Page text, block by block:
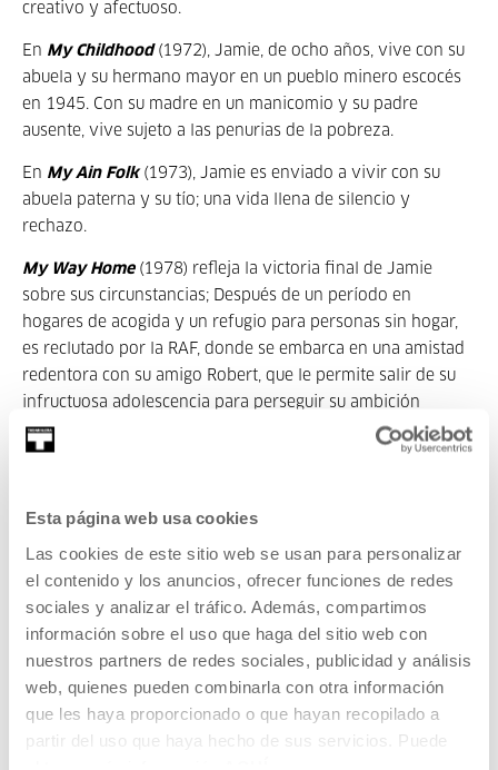
Esta página web usa cookies
Las cookies de este sitio web se usan para personalizar
el contenido y los anuncios, ofrecer funciones de redes
sociales y analizar el tráfico. Además, compartimos
información sobre el uso que haga del sitio web con
nuestros partners de redes sociales, publicidad y análisis
web, quienes pueden combinarla con otra información
que les haya proporcionado o que hayan recopilado a
partir del uso que haya hecho de sus servicios. Puede
creativo y afectuoso.
En My Childhood (1972), Jamie, de ocho años, vive con su
abuela y su hermano mayor en un pueblo minero escocés
en 1945. Con su madre en un manicomio y su padre
ausente, vive sujeto a las penurias de la pobreza.
En My Ain Folk (1973), Jamie es enviado a vivir con su
abuela paterna y su tío; una vida llena de silencio y
rechazo.
My Way Home(1978) refleja la victoria final de Jamie
sobre sus circunstancias; Después de un período en
hogares de acogida y un refugio para personas sin hogar,
es reclutado por la RAF, donde se embarca en una amistad
redentora con su amigo Robert, que le permite salir de su
infructuosa adolescencia para perseguir su ambición
artística.
cinematográfica: Douglas redujo su tema a lo más básico: el
diálogo se mantiene al mínimo y los campos, los montones
de escombros y las calles adoquinadas se filman en una
sombría monocromía. Sin embargo, con un humor y calidez
inesperados, la trilogía rebosa humanidad lúcida y afecto
por un joven finalmente triunfante.
Pertenece a Historias de cine. Santos Zunzunegui